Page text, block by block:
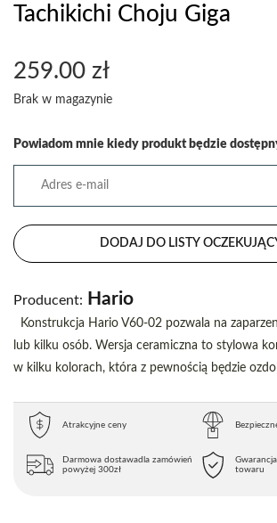
Tachikichi Choju Giga
259.00 zł
Brak w magazynie
Powiadom mnie kiedy produkt będzie
DODAJ DO LISTY
Producent: Hario
Konstrukcja Hario V60-02 pozwala na
lub kilku osób. Wersja ceramiczna to stylowa
w kilku kolorach, która z pewnością będzie
Atrakcyjne ceny
Darmowa dostawadla zamówień
powyżej 300zł
towaru